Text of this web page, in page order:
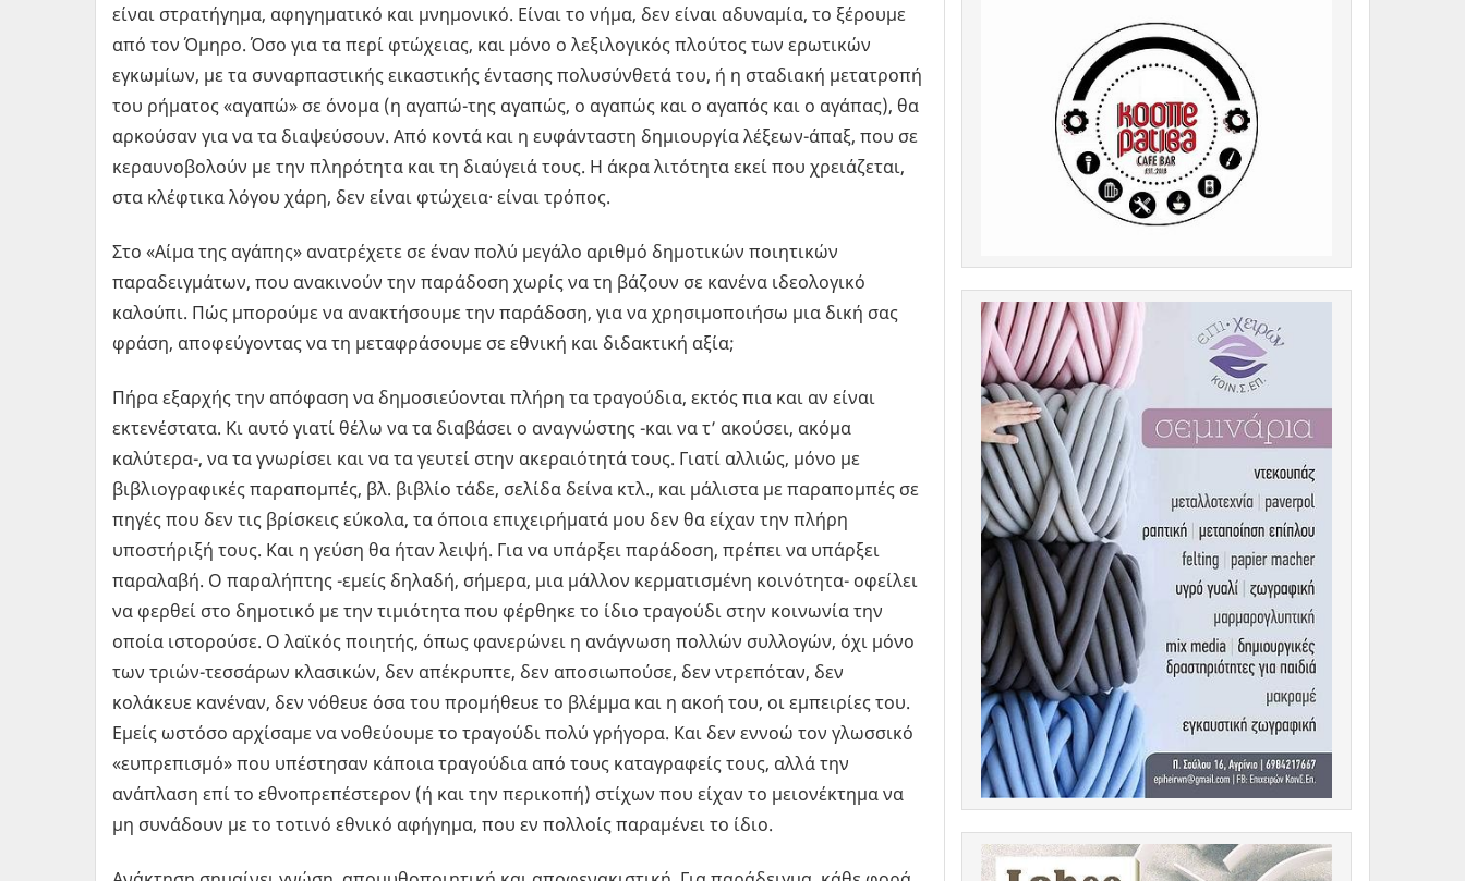
είναι στρατήγημα, αφηγηματικό και μνημονικό. Είναι το νήμα, δεν είναι αδυναμία, το ξέρουμε
από τον Όμηρο. Όσο για τα περί φτώχειας, και μόνο ο λεξιλογικός πλούτος των ερωτικών
εγκωμίων, με τα συναρπαστικής εικαστικής έντασης πολυσύνθετά του, ή η σταδιακή μετατροπή
του ρήματος «αγαπώ» σε όνομα (η αγαπώ-της αγαπώς, ο αγαπώς και ο αγαπός και ο αγάπας), θα
αρκούσαν για να τα διαψεύσουν. Από κοντά και η ευφάνταστη δημιουργία λέξεων-άπαξ, που σε
κεραυνοβολούν με την πληρότητα και τη διαύγειά τους. Η άκρα λιτότητα εκεί που χρειάζεται,
στα κλέφτικα λόγου χάρη, δεν είναι φτώχεια· είναι τρόπος.
Στο «Αίμα της αγάπης» ανατρέχετε σε έναν πολύ μεγάλο αριθμό δημοτικών ποιητικών
παραδειγμάτων, που ανακινούν την παράδοση χωρίς να τη βάζουν σε κανένα ιδεολογικό
καλούπι. Πώς μπορούμε να ανακτήσουμε την παράδοση, για να χρησιμοποιήσω μια δική σας
φράση, αποφεύγοντας να τη μεταφράσουμε σε εθνική και διδακτική αξία;
Πήρα εξαρχής την απόφαση να δημοσιεύονται πλήρη τα τραγούδια, εκτός πια και αν είναι
εκτενέστατα. Κι αυτό γιατί θέλω να τα διαβάσει ο αναγνώστης -και να τ’ ακούσει, ακόμα
καλύτερα-, να τα γνωρίσει και να τα γευτεί στην ακεραιότητά τους. Γιατί αλλιώς, μόνο με
βιβλιογραφικές παραπομπές, βλ. βιβλίο τάδε, σελίδα δείνα κτλ., και μάλιστα με παραπομπές σε
πηγές που δεν τις βρίσκεις εύκολα, τα όποια επιχειρήματά μου δεν θα είχαν την πλήρη
υποστήριξή τους. Και η γεύση θα ήταν λειψή. Για να υπάρξει παράδοση, πρέπει να υπάρξει
παραλαβή. Ο παραλήπτης -εμείς δηλαδή, σήμερα, μια μάλλον κερματισμένη κοινότητα- οφείλει
να φερθεί στο δημοτικό με την τιμιότητα που φέρθηκε το ίδιο τραγούδι στην κοινωνία την
οποία ιστορούσε. Ο λαϊκός ποιητής, όπως φανερώνει η ανάγνωση πολλών συλλογών, όχι μόνο
των τριών-τεσσάρων κλασικών, δεν απέκρυπτε, δεν αποσιωπούσε, δεν ντρεπόταν, δεν
κολάκευε κανέναν, δεν νόθευε όσα του προμήθευε το βλέμμα και η ακοή του, οι εμπειρίες του.
Εμείς ωστόσο αρχίσαμε να νοθεύουμε το τραγούδι πολύ γρήγορα. Και δεν εννοώ τον γλωσσικό
«ευπρεπισμό» που υπέστησαν κάποια τραγούδια από τους καταγραφείς τους, αλλά την
ανάπλαση επί το εθνοπρεπέστερον (ή και την περικοπή) στίχων που είχαν το μειονέκτημα να
μη συνάδουν με το τοτινό εθνικό αφήγημα, που εν πολλοίς παραμένει το ίδιο.